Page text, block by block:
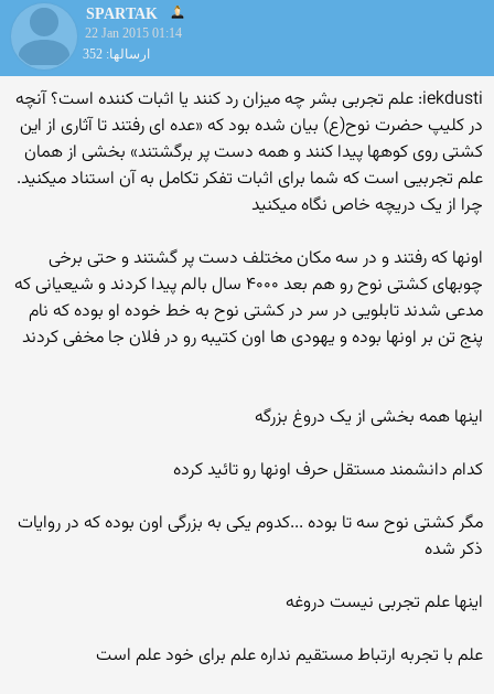
SPARTAK
22 Jan 2015 01:14
ارسالها: 352
iekdusti: علم تجربی بشر چه میزان رد کنند یا اثبات کننده است؟ آنچه
در کلیپ حضرت نوح(ع) بیان شده بود که «عده ای رفتند تا آثاری از این
کشتی روی کوهها پیدا کنند و همه دست پر برگشتند» بخشی از همان
علم تجربیی است که شما برای اثبات تفکر تکامل به آن استناد میکنید.
چرا از یک دریچه خاص نگاه میکنید
اونها که رفتند و در سه مکان مختلف دست پر گشتند و حتی برخی
چوبهای کشتی نوح رو هم بعد ۴۰۰۰ سال بالم پیدا کردند و شیعیانی که
مدعی شدند تابلویی در سر در کشتی نوح به خط خوده او بوده که نام
پنج تن بر اونها بوده و یهودی ها اون کتیبه رو در فلان جا مخفی کردند
اینها همه بخشی از یک دروغ بزرگه
کدام دانشمند مستقل حرف اونها رو تائید کرده
مگر کشتی نوح سه تا بوده ...کدوم یکی به بزرگی اون بوده که در روایات
ذکر شده
اینها علم تجربی نیست دروغه
علم با تجربه ارتباط مستقیم نداره علم برای خود علم است